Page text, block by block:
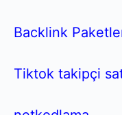
Backlink
Tiktok takipçi